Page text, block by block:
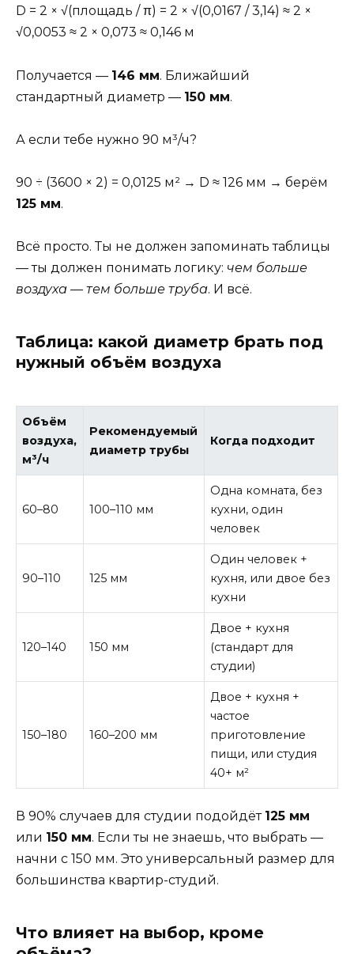
D = 2 × √(площадь / π) = 2 × √(0,0167 / 3,14) ≈ 2 ×
√0,0053 ≈ 2 × 0,073 ≈ 0,146 м
Получается — 146 мм. Ближайший
стандартный диаметр — 150 мм.
А если тебе нужно 90 м³/ч?
90 ÷ (3600 × 2) = 0,0125 м² → D ≈ 126 мм → берём
125 мм.
Всё просто. Ты не должен запоминать таблицы
— ты должен понимать логику: чем больше
воздуха — тем больше труба. И всё.
Таблица: какой диаметр брать под
нужный объём воздуха
Объём
воздуха,
м³/ч
Рекомендуемый
диаметр трубы
Когда подходит
60–80 100–110 мм
Одна комната, без
кухни, один
человек
90–110 125 мм
Один человек +
кухня, или двое без
кухни
120–140 150 мм
Двое + кухня
(стандарт для
студии)
150–180 160–200 мм
Двое + кухня +
частое
приготовление
пищи, или студия
40+ м²
В 90% случаев для студии подойдёт 125 мм
или 150 мм. Если ты не знаешь, что выбрать —
начни с 150 мм. Это универсальный размер для
большинства квартир-студий.
Что влияет на выбор, кроме